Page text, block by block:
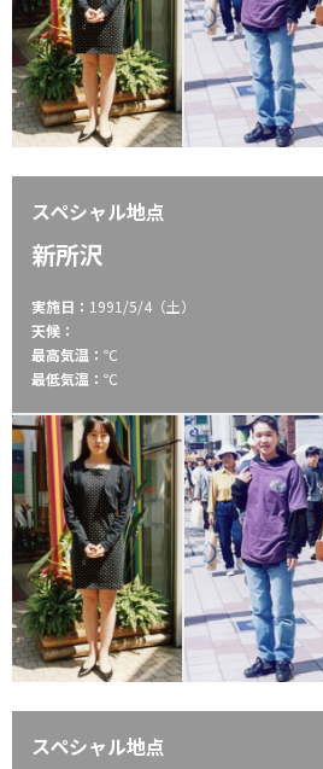
スペシャル地点
新所沢
実施日： 1991/5/4（土）
天候：
最高気温： ℃
最低気温： ℃
スペシャル地点